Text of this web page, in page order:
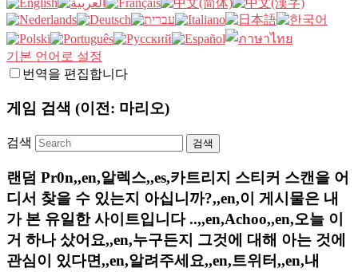
기본 언어로 설정
번역을 편집합니다
게임 검색 (이전: 마리오)
검색
랜덤 Pr0n,,en,알렉스,,es,카트리지 스티커 스캔을 어
디서 찾을 수 있는지 아십니까?,,en,이 게시물은 내
가 본 유일한 사이트입니다 ..,,en,Achoo,,en,오늘 이
거 하나 샀어요,,en,누구든지 그것에 대해 아는 것에
관심이 있다면,,en,알려주세요,,en,트위터,,en,내